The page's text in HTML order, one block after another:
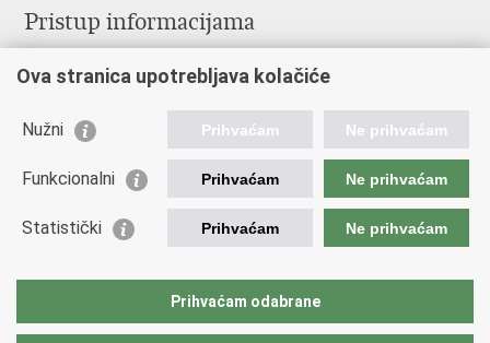
Pristup informacijama
Savjetovanje
Zapošljavanje
Odnosi s javnošću
Važne poveznice
Ministarstvo unutarnjih poslova
Ova stranica upotrebljava kolačiće
Nužni Prihvaćam Ne prihvaćam
Funkcionalni Prihvaćam Ne prihvaćam
Statistički Prihvaćam Ne prihvaćam
Prihvaćam odabrane